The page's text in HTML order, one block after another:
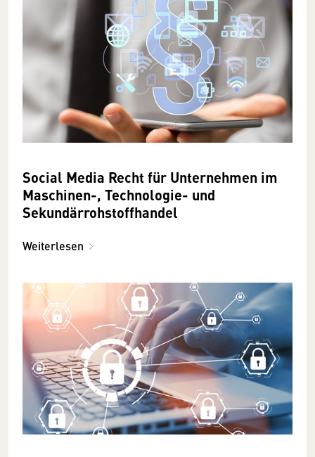
Social Media Recht für Unternehmen im
Maschinen-, Technologie- und
Sekundärrohstoffhandel
Weiterlesen